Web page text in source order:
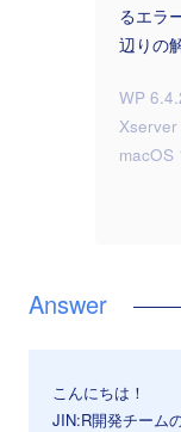
るエラ
辺りの
WP
Xserver
macOS
こんにちは！
JIN:R開発チーム